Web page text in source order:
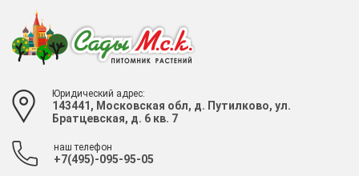
Юридический адрес:
143441, Московская обл, д. Путилково, ул.
Братцевская, д. 6 кв. 7
наш телефон
+7(495)-095-95-05